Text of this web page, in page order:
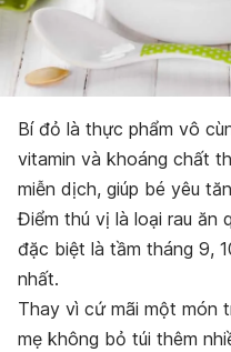
Bí đỏ là thực phẩm vô
vitamin và khoáng chất
miễn dịch, giúp bé yêu
Điểm thú vị là loại rau ăn
đặc biệt là tầm tháng 9,
nhất.
Thay vì cứ mãi một món
mẹ không bỏ túi thêm